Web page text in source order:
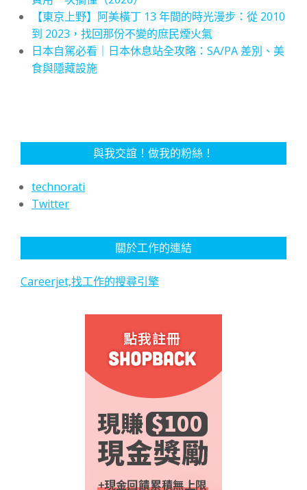
【東京上野】阿美橫丁 13 年間的時光漫步：從 2010
到 2023，找回那份不變的庶民煙火氣
日本自駕必看｜日本休息站全攻略：SA/PA 差別、美
食與隱藏設施
與我交誼！做我的粉絲！
technorati
Twitter
關於工作的連結
Careerjet,找工作的搜尋引擎